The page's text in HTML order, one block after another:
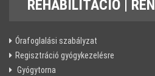
REHABILITÁCIÓ |
Órafoglalási szabályzat
Regisztráció gyógykezelésre
Gyógytorna